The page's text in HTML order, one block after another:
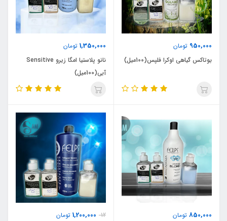
950,000 تومان
بوتاکس گیاهی اوکرا فلپس(100میل)
1,350,000 تومان
نانو پلاستیا امگا زیرو Sensitive
آبی(100میل)
850,000 تومان
12
1,200,000 تومان